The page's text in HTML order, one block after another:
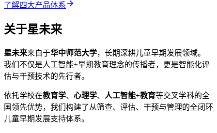
了解四大产品体系
关于星未来
星未来来自于华中师范大学，长期深耕儿童早期发展领域。
我们不仅是人工智能+早期教育理念的传播者，更是智能化评
估与干预技术的先行者。
依托学校在教育学、 心理学、 人工智能+教育等交叉学科的全
国领先优势，我们构建了从筛查、评估、干预与管理的全闭环
儿童早期发展支持体系。